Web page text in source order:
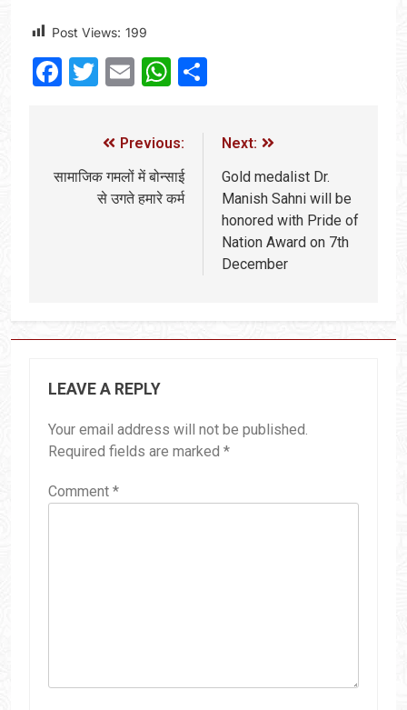
Post Views: 199
Facebook
Twitter
EmailWhatsApp
Previous:
सामाजिक गमलों में बोन्साई
से उगते हमारे कर्म
Next:
Gold medalist Dr.
Manish Sahni will be
honored with Pride of
Nation Award on 7th
December
LEAVE A REPLY
Your email address will not be published.
Required fields are marked *
Comment *